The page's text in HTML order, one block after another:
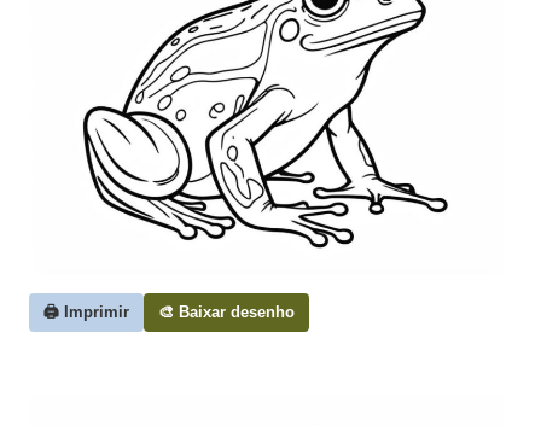
🖨️ Imprimir 🎨 Baixar desenho